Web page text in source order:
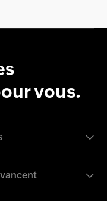
vous.
vous inquiétez